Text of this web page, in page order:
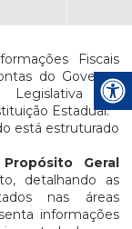
Fiscais
do Governo,
Legislativa em
Estadual.
está estruturado
Geral
detalhando as
nas áreas
informações